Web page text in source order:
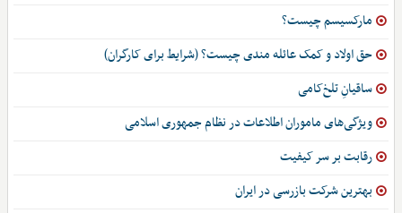
مارکسیسم چیست؟
حق اولاد و کمک عائله مندی چیست؟ (شرایط برای کارگران)
ساقیانِ تلخ‌کامی
ویژگی‌های ماموران اطلاعات در نظام جمهوری اسلامی
رقابت بر سر کیفیت
بهترین شرکت بازرسی در ایران